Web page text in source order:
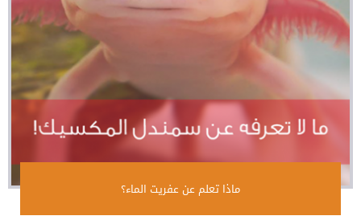
ماذا تعلم عن عفريت الماء؟